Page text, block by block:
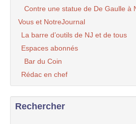
Contre une statue de De Gaulle à
Vous et NotreJournal
La barre d’outils de NJ et de tous
Espaces abonnés
Bar du Coin
Rédac en chef
Rechercher